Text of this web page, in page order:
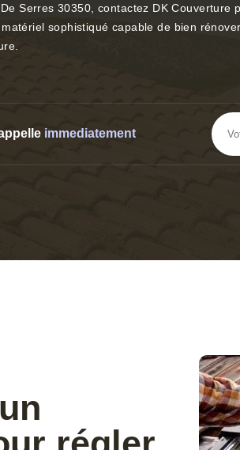
Serres 30350, contactez DK Couverture
sophistiqué capable de bien
immediatement